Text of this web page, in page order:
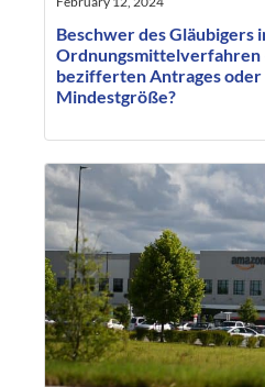
Beschwer des Gläubigers
Ordnungsmittelverfahren
bezifferten Antrages
Mindestgröße?